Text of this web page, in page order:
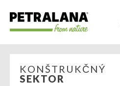
KONŠTRUKČNÝ
SEKTOR